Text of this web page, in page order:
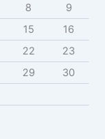
8
9
15
16
22
23
29
30